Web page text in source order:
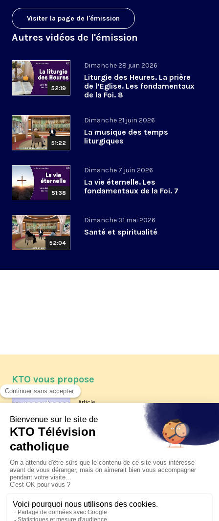
Visiter la page de l'émission
Autres vidéos de l'émission
52:19
Dimanche 28 juin 2026
Liturgie des Heures. La prière
de l’Eglise. Les fondamentaux
de la Foi. 8
51:22
Dimanche 21 juin 2026
La musique des temps
liturgiques
51:38
Dimanche 7 juin 2026
La vie éternelle. Les
fondamentaux de la Foi. 7
52:04
Dimanche 31 mai 2026
Santé et spiritualité
KTO vous propose
Article
Les reportages d'été 2026 de KTO
La visite pastorale du pape Léon
XIV à Assise à suivre sur KTO le
jeudi 6 août
Le pape en Uruguay, Argentine et
Pérou du 6 au 17 novembre 2026